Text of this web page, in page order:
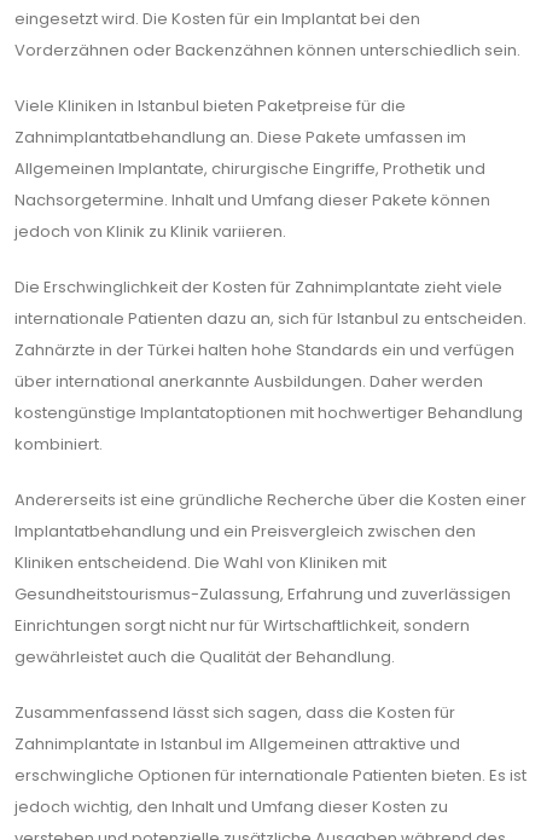
eingesetzt wird. Die Kosten für ein Implantat bei den
Vorderzähnen oder Backenzähnen können unterschiedlich sein.
Viele Kliniken in Istanbul bieten Paketpreise für die
Zahnimplantatbehandlung an. Diese Pakete umfassen im
Allgemeinen Implantate, chirurgische Eingriffe, Prothetik und
Nachsorgetermine. Inhalt und Umfang dieser Pakete können
jedoch von Klinik zu Klinik variieren.
Die Erschwinglichkeit der Kosten für Zahnimplantate zieht viele
internationale Patienten dazu an, sich für Istanbul zu entscheiden.
Zahnärzte in der Türkei halten hohe Standards ein und verfügen
über international anerkannte Ausbildungen. Daher werden
kostengünstige Implantatoptionen mit hochwertiger Behandlung
kombiniert.
Andererseits ist eine gründliche Recherche über die Kosten einer
Implantatbehandlung und ein Preisvergleich zwischen den
Kliniken entscheidend. Die Wahl von Kliniken mit
Gesundheitstourismus-Zulassung, Erfahrung und zuverlässigen
Einrichtungen sorgt nicht nur für Wirtschaftlichkeit, sondern
gewährleistet auch die Qualität der Behandlung.
Zusammenfassend lässt sich sagen, dass die Kosten für
Zahnimplantate in Istanbul im Allgemeinen attraktive und
erschwingliche Optionen für internationale Patienten bieten. Es ist
jedoch wichtig, den Inhalt und Umfang dieser Kosten zu